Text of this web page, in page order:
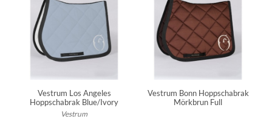
Vestrum Los Angeles
Hoppschabrak Blue/Ivory
Vestrum
Vestrum Bonn Hoppschabrak
Mörkbrun Full